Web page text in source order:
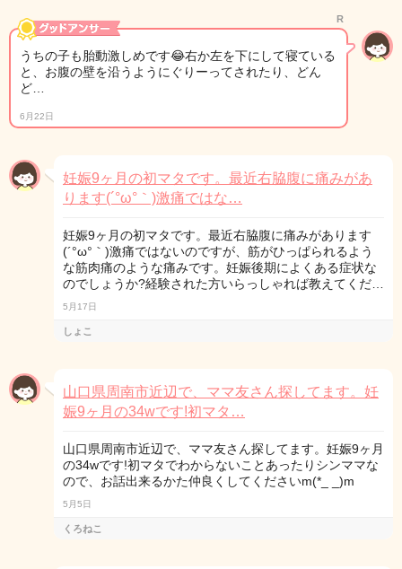
R
うちの子も胎動激しめです😂右か左を下にして寝ている
と、お腹の壁を沿うようにぐりーってされたり、どん
ど…
6月22日
妊娠9ヶ月の初マタです。最近右脇腹に痛みがあ
ります(´°ω°｀)激痛ではな…
妊娠9ヶ月の初マタです。最近右脇腹に痛みがあります
(´°ω°｀)激痛ではないのですが、筋がひっぱられるよう
な筋肉痛のような痛みです。妊娠後期によくある症状な
のでしょうか?経験された方いらっしゃれば教えてくだ…
5月17日
しょこ
山口県周南市近辺で、ママ友さん探してます。妊
娠9ヶ月の34wです!初マタ…
山口県周南市近辺で、ママ友さん探してます。妊娠9ヶ月
の34wです!初マタでわからないことあったりシンママな
ので、お話出来るかた仲良くしてくださいm(*_ _)m
5月5日
くろねこ